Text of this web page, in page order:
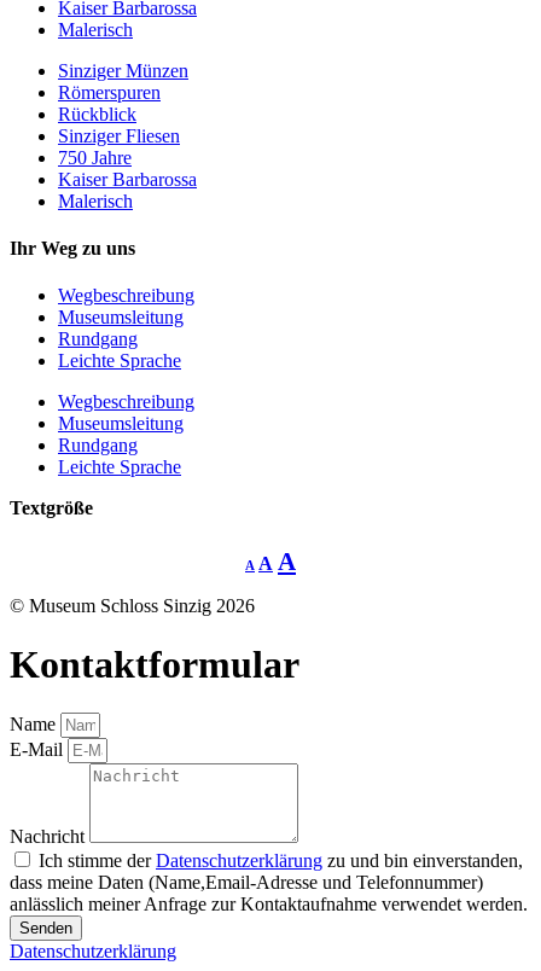
Kaiser Barbarossa
Malerisch
Sinziger Münzen
Römerspuren
Rückblick
Sinziger Fliesen
750 Jahre
Kaiser Barbarossa
Malerisch
Ihr Weg zu uns
Wegbeschreibung
Museumsleitung
Rundgang
Leichte Sprache
Wegbeschreibung
Museumsleitung
Rundgang
Leichte Sprache
Textgröße
A
Decrease
font
A Reset
font
A
© Museum Schloss Sinzig 2026
Kontaktformular
Name
E-Mail
Nachricht
Ich stimme derDatenschutzerklärung zu und bin einverstanden,
dass meine Daten (Name,Email-Adresse und Telefonnummer)
anlässlich meiner Anfrage zur Kontaktaufnahme verwendet werden.
Senden
Datenschutzerklärung